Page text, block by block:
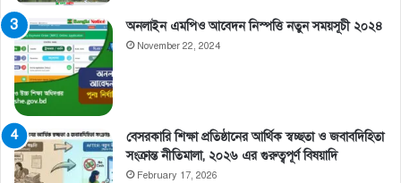
অনলাইন এমপিও আবেদন নিস্পত্তি নতুন সময়সূচী ২০২৪
November 22, 2024
বেসরকারি শিক্ষা প্রতিষ্ঠানের আর্থিক স্বচ্ছতা ও জবাবদিহিতা
সংক্রান্ত নীতিমালা, ২০২৬ এর গুরুত্বপূর্ণ বিষয়াদি
February 17, 2026